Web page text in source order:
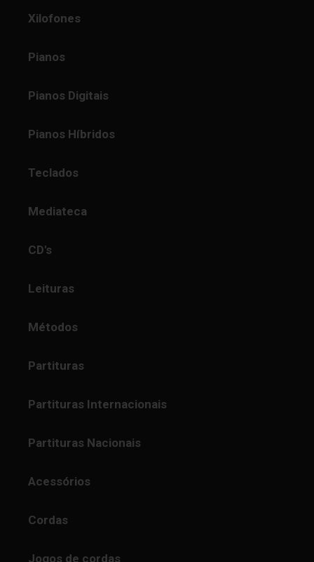
Xilofones
Pianos
Pianos Digitais
Pianos Híbridos
Teclados
Mediateca
CD's
Leituras
Métodos
Partituras
Partituras Internacionais
Partituras Nacionais
Acessórios
Cordas
Jogos de cordas